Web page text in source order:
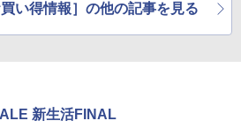
買い得情報］の他の記事を見る
新生活FINAL